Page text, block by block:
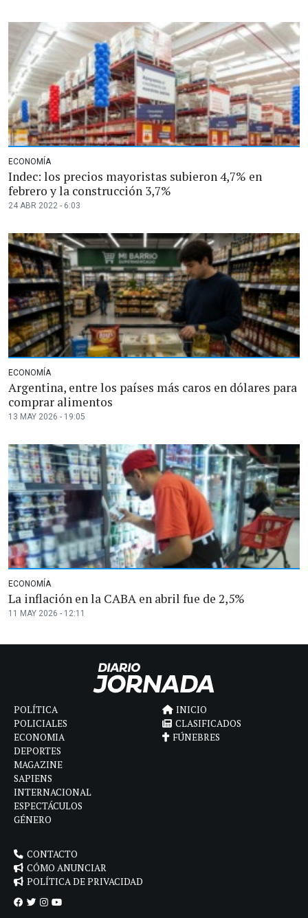
ECONOMÍA
Indec: los precios mayoristas subieron 4,7% en
febrero y la construcción 3,7%
24 ABR 2022 - 6:03
ECONOMÍA
Argentina, entre los países más caros en dólares para
comprar alimentos
13 MAY 2026 - 19:05
ECONOMÍA
La inflación en la CABA en abril fue de 2,5%
11 MAY 2026 - 12:11
POLÍTICA
POLICIALES
ECONOMIA
DEPORTES
MAGAZINE
SAPIENS
INTERNACIONAL
ESPECTÁCULOS
GÉNERO
INICIO
CLASIFICADOS
FÚNEBRES
CONTACTO
CÓMO ANUNCIAR
POLÍTICA DE PRIVACIDAD